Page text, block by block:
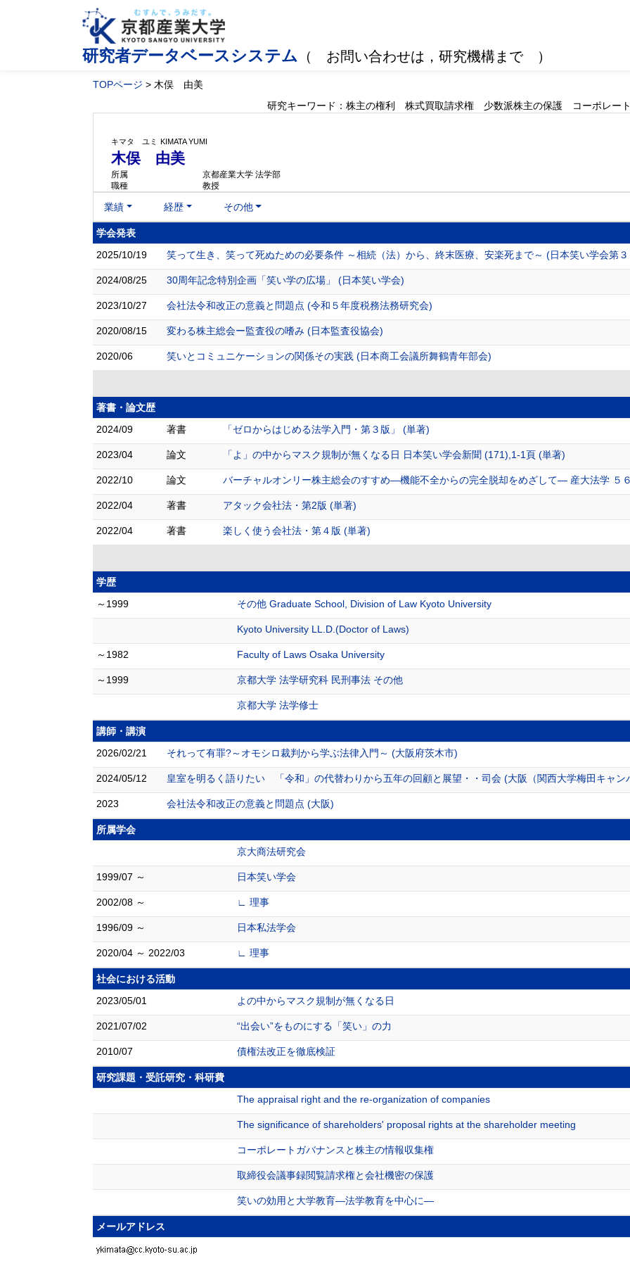
研究者データベースシステム （ お問い合わせは，研究機構まで ）
TOPページ > 木俣 由美
研究キーワード：株主の権利 株式買取請求権 少数派株主の保護 コーポレー
キマタ ユミ KIMATA YUMI
木俣 由美
所属
京都産業大学 法学部
職種
教授
業績 経歴 その他
学会発表
2025/10/19
笑って生き、笑って死ぬための必要条件 ～相続（法）から、終末医療、安楽死まで～ (日本笑い学会第
2024/08/25 30周年記念特別企画「笑い学の広場」 (日本笑い学会)
2023/10/27 会社法令和改正の意義と問題点 (令和５年度税務法務研究会)
2020/08/15 変わる株主総会ー監査役の嗜み (日本監査役協会)
2020/06 笑いとコミュニケーションの関係その実践 (日本商工会議所舞鶴青年部会)
著書・論文歴
2024/09
著書 「ゼロからはじめる法学入門・第３版」 (単著)
2023/04 論文 「よ」の中からマスク規制が無くなる日 日本笑い学会新聞 (171),1-1頁 (単著)
2022/10 論文 バーチャルオンリー株主総会のすすめ―機能不全からの完全脱却をめざして― 産大法学 ５
2022/04 著書 アタック会社法・第2版 (単著)
2022/04 著書 楽しく使う会社法・第４版 (単著)
学歴
～1999
その他 Graduate School, Division of Law Kyoto University
Kyoto University LL.D.(Doctor of Laws)
～1982 Faculty of Laws Osaka University
～1999 京都大学 法学研究科 民刑事法 その他
京都大学 法学修士
講師・講演
2026/02/21
それって有罪?～オモシロ裁判から学ぶ法律入門～ (大阪府茨木市)
2024/05/12 皇室を明るく語りたい 「令和」の代替わりから五年の回顧と展望・・司会 (大阪（関西大学梅田キャン
2023 会社法令和改正の意義と問題点 (大阪)
所属学会
京大商法研究会
1999/07 ～ 日本笑い学会
2002/08 ～ ∟ 理事
1996/09 ～ 日本私法学会
2020/04 ～ 2022/03 ∟ 理事
社会における活動
2023/05/01
よの中からマスク規制が無くなる日
2021/07/02 “出会い”をものにする「笑い」の力
2010/07 債権法改正を徹底検証
研究課題・受託研究・科研費
The appraisal right and the re-organization of companies
The significance of shareholders' proposal rights at the shareholder meeting
コーポレートガバナンスと株主の情報収集権
取締役会議事録閲覧請求権と会社機密の保護
笑いの効用と大学教育―法学教育を中心に―
メールアドレス